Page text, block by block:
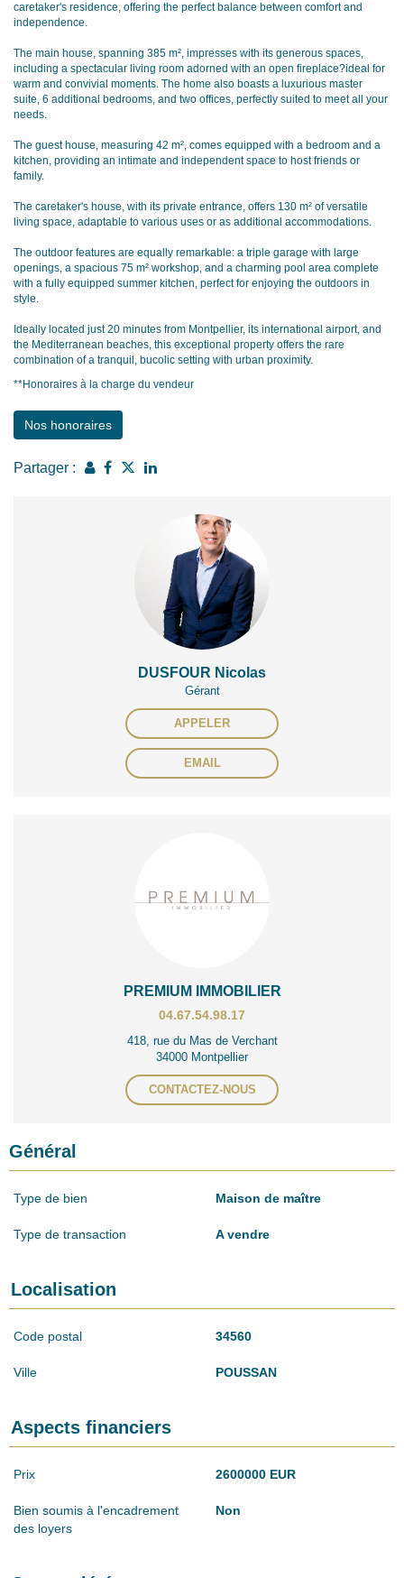
caretaker's residence, offering the perfect balance between comfort and
independence.
The main house, spanning 385 m², impresses with its generous spaces,
including a spectacular living room adorned with an open fireplace?ideal for
warm and convivial moments. The home also boasts a luxurious master
suite, 6 additional bedrooms, and two offices, perfectly suited to meet all your
needs.
The guest house, measuring 42 m², comes equipped with a bedroom and a
kitchen, providing an intimate and independent space to host friends or
family.
The caretaker's house, with its private entrance, offers 130 m² of versatile
living space, adaptable to various uses or as additional accommodations.
The outdoor features are equally remarkable: a triple garage with large
openings, a spacious 75 m² workshop, and a charming pool area complete
with a fully equipped summer kitchen, perfect for enjoying the outdoors in
style.
Ideally located just 20 minutes from Montpellier, its international airport, and
the Mediterranean beaches, this exceptional property offers the rare
combination of a tranquil, bucolic setting with urban proximity.
**Honoraires à la charge du vendeur
Nos honoraires
Partager :
DUSFOUR Nicolas
Gérant
APPELER
EMAIL
PREMIUM IMMOBILIER
04.67.54.98.17
418, rue du Mas de Verchant
34000 Montpellier
CONTACTEZ-NOUS
Général
Type de bien Maison de maître
Type de transaction A vendre
Localisation
Code postal 34560
Ville POUSSAN
Aspects financiers
Prix 2600000 EUR
Bien soumis à l'encadrement
des loyers
Non